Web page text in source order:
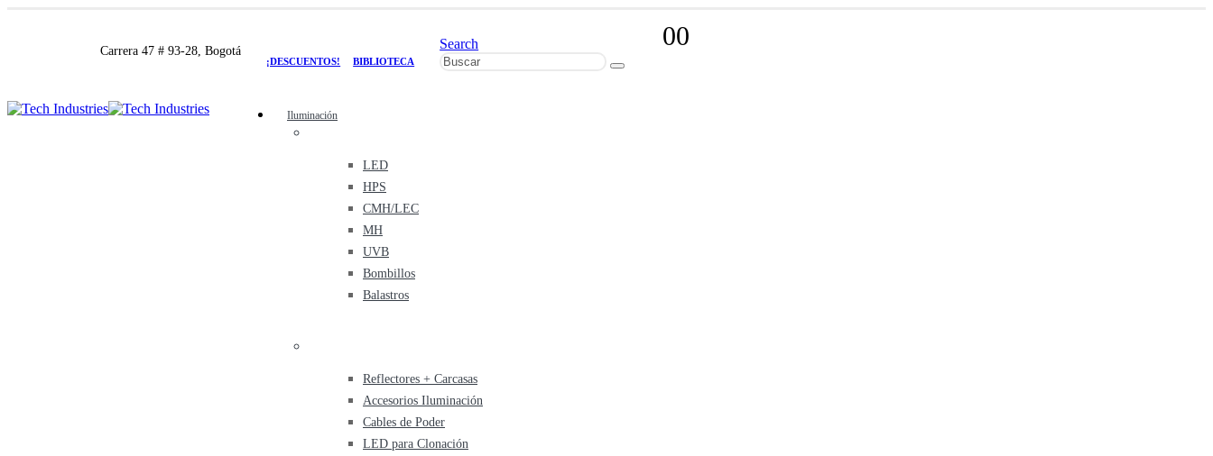
Carrera 47 # 93-28, Bogotá
¡DESCUENTOS! BIBLIOTECA
Search 00
Iluminación
LED
HPS
CMH/LEC
MH
UVB
Bombillos
Balastros
Reflectores + Carcasas
Accesorios Iluminación
Cables de Poder
LED para Clonación